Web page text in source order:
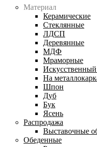
Материал
Керамические
Стеклянные
ЛДСП
Деревянные
МДФ
Мраморные
На
Шпон
Дуб
Бук
Ясень
Распродажа
Выставочные
Обеденные